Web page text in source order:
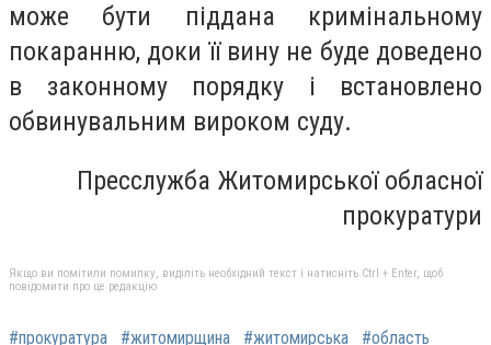
може бути піддана кримінальному
покаранню, доки її вину не буде доведено
в законному порядку і встановлено
обвинувальним вироком суду.
Пресслужба Житомирської обласної
прокуратури
Якщо ви помітили помилку, виділіть необхідний текст і натисніть Ctrl + Enter, щоб
повідомити про це редакцію
#прокуратура #житомирщина #житомирська
#область